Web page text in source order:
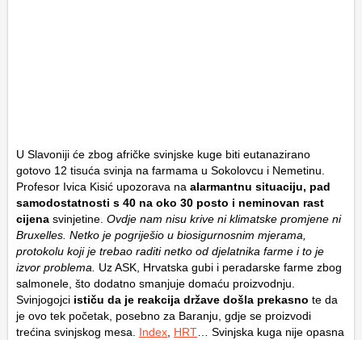
U Slavoniji će zbog afričke svinjske kuge biti eutanazirano
gotovo 12 tisuća svinja na farmama u Sokolovcu i Nemetinu.
Profesor Ivica Kisić upozorava na alarmantnu situaciju, pad
samodostatnosti s 40 na oko 30 posto i neminovan rast
cijena svinjetine. Ovdje nam nisu krive ni klimatske promjene ni
Bruxelles. Netko je pogriješio u biosigurnosnim mjerama,
protokolu koji je trebao raditi netko od djelatnika farme i to je
izvor problema.
Uz ASK, Hrvatska gubi i peradarske farme zbog
salmonele, što dodatno smanjuje domaću proizvodnju.
Svinjogojci ističu da je reakcija države došla prekasno te da
je ovo tek početak, posebno za Baranju, gdje se proizvodi
trećina svinjskog mesa. Index HRT … Svinjska kuga nije opasna